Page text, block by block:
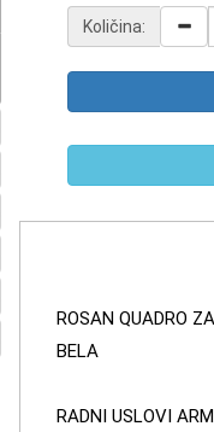
Količina:
ROSAN QUADRO
BELA
RADNI USLOVI